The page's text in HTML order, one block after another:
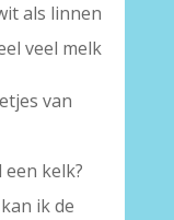
als linnen
veel melk
van
kelk?
ik de